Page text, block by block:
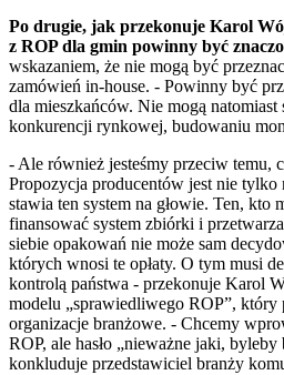
Po drugie, jak przekonuje Karol
z ROP dla gmin powinny być
wskazaniem, że nie mogą być
zamówień in-house. - Powinny być
dla mieszkańców. Nie mogą
konkurencji rynkowej, budowaniu
- Ale również jesteśmy przeciw temu,
Propozycja producentów jest nie tylko
stawia ten system na głowie. Ten, kto
finansować system zbiórki i
siebie opakowań nie może sam
których wnosi te opłaty. O tym musi
kontrolą państwa - przekonuje Karol
modelu „sprawiedliwego ROP”, który
organizacje branżowe. - Chcemy
ROP, ale hasło „nieważne jaki, byleby
konkluduje przedstawiciel branży